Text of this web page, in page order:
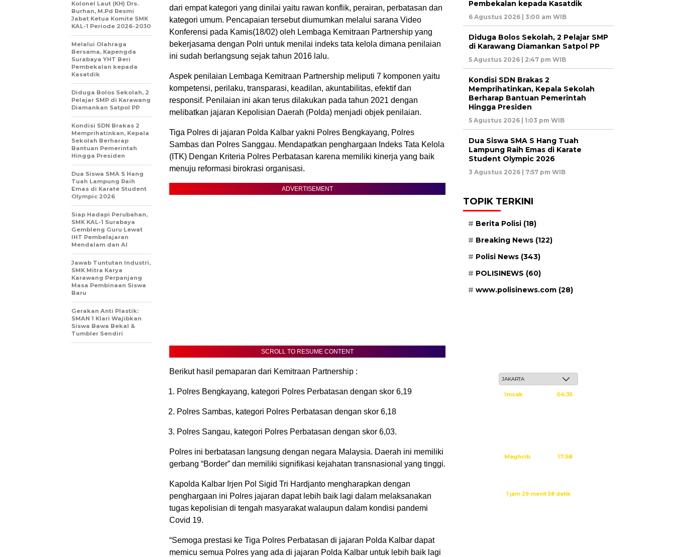
dari empat kategori yang dinilai yaitu rawan konflik, perairan, perbatasan dan
kategori umum. Pencapaian tersebut diumumkan melalui sarana Video
Konferensi pada Kamis(18/02) oleh Lembaga Kemitraan Partnership yang
bekerjasama dengan Polri untuk menilai indeks tata kelola dimana penilaian
ini sudah berlangsung sejak tahun 2016 lalu.
Aspek penilaian Lembaga Kemitraan Partnership meliputi 7 komponen yaitu
kompetensi, perilaku, transparasi, keadilan, akuntabilitas, efektif dan
responsif. Penilaian ini akan terus dilakukan pada tahun 2021 dengan
melibatkan jajaran Kepolisian Daerah (Polda) menjadi objek penilaian.
Tiga Polres di jajaran Polda Kalbar yakni Polres Bengkayang, Polres
Sambas dan Polres Sanggau. Mendapatkan penghargaan Indeks Tata Kelola
(ITK) Dengan Kriteria Polres Perbatasan karena memiliki kinerja yang baik
menuju reformasi birokrasi organisasi.
ADVERTISEMENT
SCROLL TO RESUME CONTENT
Berikut hasil pemaparan dari Kemitraan Partnership :
Polres Bengkayang, kategori Polres Perbatasan dengan skor 6,19
Polres Sambas, kategori Polres Perbatasan dengan skor 6,18
Polres Sangau, kategori Polres Perbatasan dengan skor 6,03.
Polres ini berbatasan langsung dengan negara Malaysia. Daerah ini memiliki
gerbang “Border” dan memiliki signifikasi kejahatan transnasional yang tinggi.
Kapolda Kalbar Irjen Pol Sigid Tri Hardjanto mengharapkan dengan
penghargaan ini Polres jajaran dapat lebih baik lagi dalam melaksanakan
tugas kepolisian di tengah masyarakat walaupun dalam kondisi pandemi
Covid 19.
“Semoga prestasi ke Tiga Polres Perbatasan di jajaran Polda Kalbar dapat
memicu semua Polres yang ada di jajaran Polda Kalbar untuk lebih baik lagi
Kolonel Laut (KH) Drs.
Burhan, M.Pd Resmi
Jabat Ketua Komite SMK
KAL-1 Periode 2026-2030
Melalui Olahraga
Bersama, Kapengda
Surabaya YHT Beri
Pembekalan kepada
Kasatdik
Diduga Bolos Sekolah, 2
Pelajar SMP di Karawang
Diamankan Satpol PP
Kondisi SDN Brakas 2
Memprihatinkan, Kepala
Sekolah Berharap
Bantuan Pemerintah
Hingga Presiden
Dua Siswa SMA S Hang
Tuah Lampung Raih
Emas di Karate Student
Olympic 2026
Siap Hadapi Perubahan,
SMK KAL-1 Surabaya
Gembleng Guru Lewat
IHT Pembelajaran
Mendalam dan AI
Jawab Tuntutan Industri,
SMK Mitra Karya
Karawang Perpanjang
Masa Pembinaan Siswa
Baru
Gerakan Anti Plastik:
SMAN 1 Klari Wajibkan
Siswa Bawa Bekal &
Tumbler Sendiri
Pembekalan kepada Kasatdik
6 Agustus 2026 | 3:00 am WIB
Diduga Bolos Sekolah, 2 Pelajar SMP
di Karawang Diamankan Satpol PP
5 Agustus 2026 | 2:47 pm WIB
Kondisi SDN Brakas 2
Memprihatinkan, Kepala Sekolah
Berharap Bantuan Pemerintah
Hingga Presiden
5 Agustus 2026 | 1:03 pm WIB
Dua Siswa SMA S Hang Tuah
Lampung Raih Emas di Karate
Student Olympic 2026
3 Agustus 2026 | 7:57 pm WIB
TOPIK TERKINI
Berita Polisi (18)
Breaking News (122)
Polisi News (343)
POLISINEWS (60)
www.polisinews.com (28)
Imsak 04:35
Maghrib 17:58
1 jam 29 menit 57 detik